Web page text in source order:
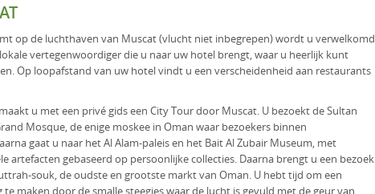
op de luchthaven van Muscat (vlucht niet inbegrepen) wordt u verwelkomd
vertegenwoordiger die u naar uw hotel brengt, waar u heerlijk kunt
Op loopafstand van uw hotel vindt u een verscheidenheid aan restaurants
u met een privé gids een City Tour door Muscat. U bezoekt de Sultan
Mosque, de enige moskee in Oman waar bezoekers binnen
gaat u naar het Al Alam-paleis en het Bait Al Zubair Museum, met
artefacten gebaseerd op persoonlijke collecties. Daarna brengt u een bezoek
souk, de oudste en grootste markt van Oman. U hebt tijd om een
te maken door de smalle steegjes waar de lucht is gevuld met de geur van